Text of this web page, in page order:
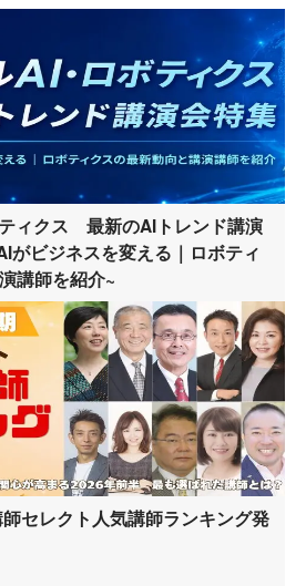
ィクス 最新のAIトレンド講演
がビジネスを変える｜ロボティ
講師を紹介~
師セレクト人気講師ランキング発